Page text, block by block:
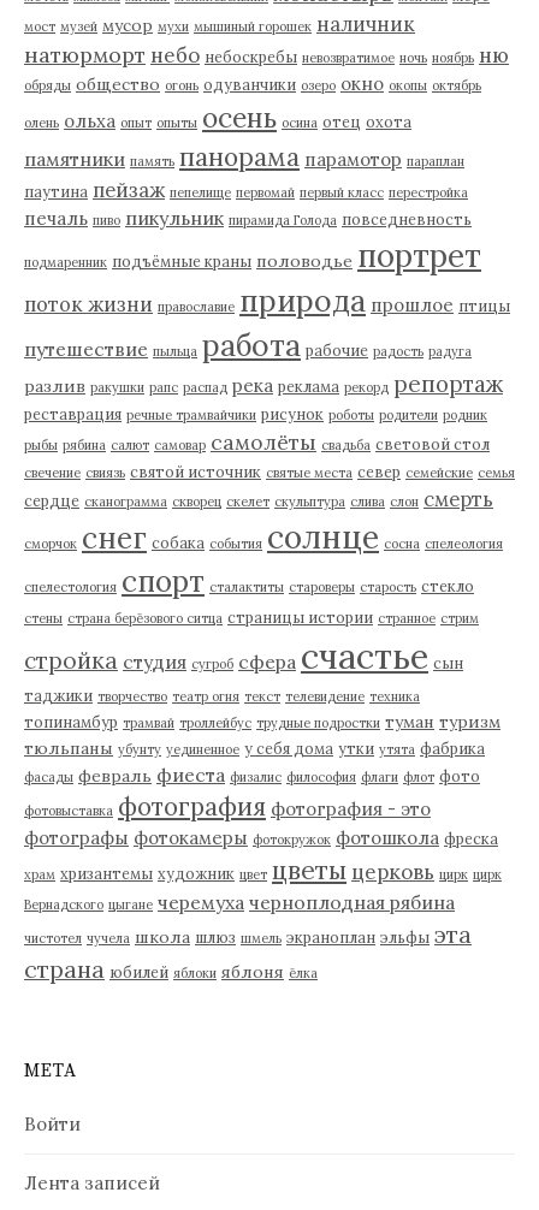
мост музей мусор мухи мышиный горошек наличник
натюрморт небо небоскребы невозвратимое ночь ноябрь ню
обряды общество огонь одуванчики озеро окно окопы октябрь
олень ольха опыт опыты осень осина отец охота
памятники память панорама парамотор параплан
паутина пейзаж пепелище первомай первый класс перестройка
печаль пиво пикульник пирамида Голода повседневность
подмаренник подъёмные краны половодье портрет
поток жизни православие природа прошлое птицы
путешествие пыльца работа рабочие радость радуга
разлив ракушки рапс распад река реклама рекорд репортаж
реставрация речные трамвайчики рисунок роботы родители родник
рыбы рябина салют самовар самолёты свадьба световой стол
свечение свиязь святой источник святые места север семейские семья
сердце сканограмма скворец скелет скульптура слива слон смерть
сморчок снег собака события солнце сосна спелеология
спелестология спорт сталактиты староверы старость стекло
стены страна берёзового ситца страницы истории странное стрим
стройка студия сугроб сфера счастье сын
таджики творчество театр огня текст телевидение техника
топинамбур трамвай троллейбус трудные подростки туман туризм
тюльпаны убунту уединенное у себя дома утки утята фабрика
фасады февраль фиеста физалис философия флаги флот фото
фотовыставка фотография фотография - это
фотографы фотокамеры фотокружок фотошкола фреска
храм хризантемы художник цвет цветы церковь цирк цирк
Вернадского цыгане черемуха черноплодная рябина
чистотел чучела школа шлюз шмель экраноплан эльфы эта
страна юбилей яблоки яблоня ёлка
МЕТА
Войти
Лента записей